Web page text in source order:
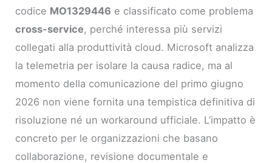
codice MO1329446 e classificato come problema
cross-service, perché interessa più servizi
collegati alla produttività cloud. Microsoft analizza
la telemetria per isolare la causa radice, ma al
momento della comunicazione del primo giugno
2026 non viene fornita una tempistica definitiva di
risoluzione né un workaround ufficiale. L’impatto è
concreto per le organizzazioni che basano
collaborazione, revisione documentale e